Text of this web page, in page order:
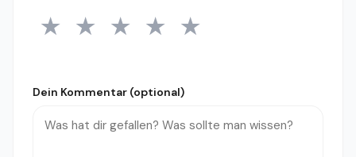
1 Stern
★ 2 Sterne
★ 3 Sterne
★ 4 Sterne
★ 5 Sterne
★
Dein Kommentar (optional)